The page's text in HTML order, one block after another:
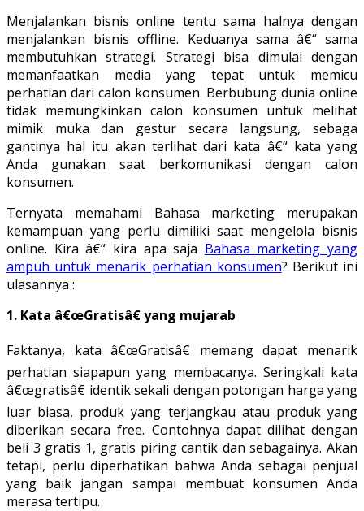
Menjalankan bisnis online tentu sama halnya dengan
menjalankan bisnis offline. Keduanya sama â€“ sama
membutuhkan strategi. Strategi bisa dimulai dengan
memanfaatkan media yang tepat untuk memicu
perhatian dari calon konsumen. Berbubung dunia online
tidak memungkinkan calon konsumen untuk melihat
mimik muka dan gestur secara langsung, sebaga
gantinya hal itu akan terlihat dari kata â€“ kata yang
Anda gunakan saat berkomunikasi dengan calon
konsumen.
Ternyata memahami Bahasa marketing merupakan
kemampuan yang perlu dimiliki saat mengelola bisnis
online. Kira â€“ kira apa saja Bahasa marketing yang
ampuh untuk menarik perhatian konsumen? Berikut ini
ulasannya :
1. Kata â€œGratisâ€ yang mujarab
Faktanya, kata â€œGratisâ€ memang dapat menarik
perhatian siapapun yang membacanya. Seringkali kata
â€œgratisâ€ identik sekali dengan potongan harga yang
luar biasa, produk yang terjangkau atau produk yang
diberikan secara free. Contohnya dapat dilihat dengan
beli 3 gratis 1, gratis piring cantik dan sebagainya. Akan
tetapi, perlu diperhatikan bahwa Anda sebagai penjual
yang baik jangan sampai membuat konsumen Anda
merasa tertipu.